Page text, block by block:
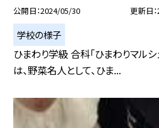
公開日 2024/05/30 更新日
学校の様子
ひまわり学級 合科「ひまわりマルシ
は、野菜名人として、ひま...